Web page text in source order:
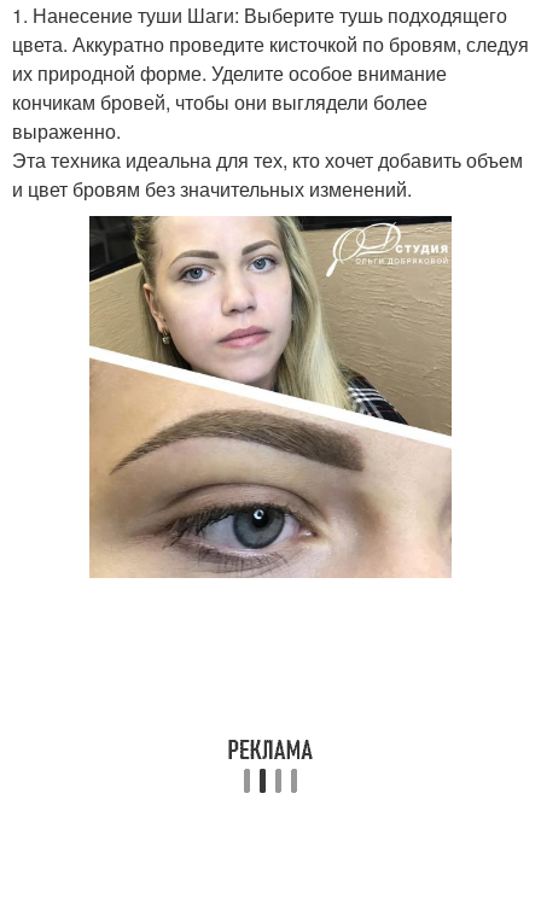
1. Нанесение туши Шаги: Выберите тушь подходящего
цвета. Аккуратно проведите кисточкой по бровям, следуя
их природной форме. Уделите особое внимание
кончикам бровей, чтобы они выглядели более
выраженно.
Эта техника идеальна для тех, кто хочет добавить объем
и цвет бровям без значительных изменений.